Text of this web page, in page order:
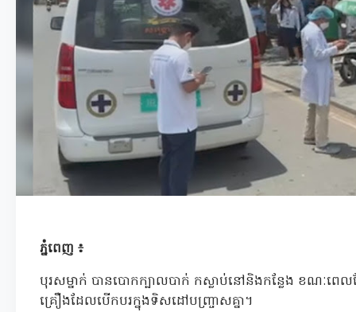
ភ្នំពេញ ៖
បុរសម្នាក់ បានបោកក្បាលបាក់ កស្លាប់នៅនិងកន្លែង ខណ
គ្រឿងដែលបើកបរក្នុងទិសដៅបញ្ច្រាសគ្នា។